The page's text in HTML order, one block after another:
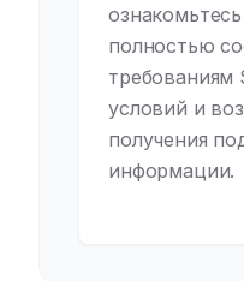
полностью
требованиям
условий и
получения
информации.